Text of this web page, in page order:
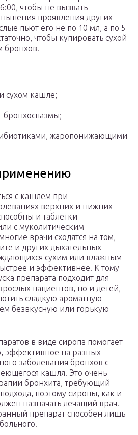
чтобы не вызвать
проявления других
пьют его не по 10 мл, а по 5
чтобы купировать сухой
бронхов.
сухом кашле;
бронхоспазмы;
жаропонижающими
с кашлем при
верхних и нижних
и таблетки
с муколитическим
врачи сходятся на том,
и других дыхательных
сухим или влажным
и эффективнее. К тому
препарата подходит для
пациентов, но и детей,
сладкую ароматную
безвкусную или горькую
в виде сиропа помогает
эффективное на разных
заболевания бронхов с
кашля. Это очень
бронхита, требующий
поэтому сиропы, как и
назначать лечащий врач.
препарат способен лишь